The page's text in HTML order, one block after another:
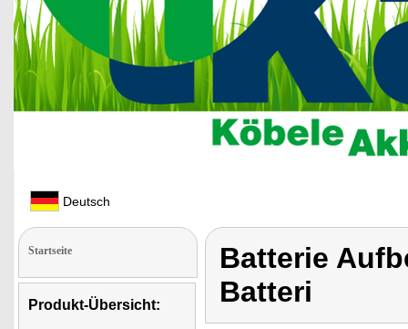
Deutsch
Startseite
Produkt-Übersicht:
Batterie
Batteri